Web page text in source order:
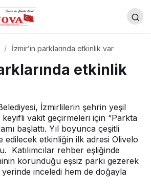
İzmir’in parklarında etkinlik var
etkinlik
İzmirlilerin şehrin yeşil
keyifli vakit geçirmeleri için “Parkta
başlattı. Yıl boyunca çeşitli
edilecek etkinliğin ilk adresi Olivelo
Katılımcılar rehber eşliğinde
korunduğu eşsiz parkı gezerek
inceledi hem de doğayla
Tugay’dan “Güzel